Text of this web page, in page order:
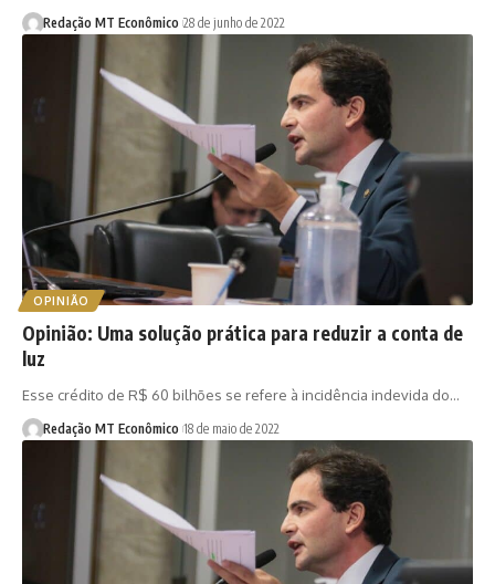
Redação MT Econômico 28 de junho de 2022
OPINIÃO
Opinião: Uma solução prática para reduzir a conta de
luz
Esse crédito de R$ 60 bilhões se refere à incidência indevida do…
Redação MT Econômico 18 de maio de 2022